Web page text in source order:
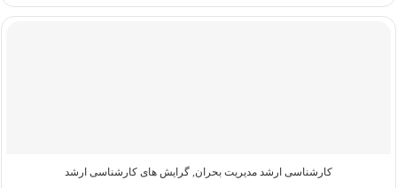
پاسخنامه
کارشناسی ارشد مدیریت بحران, گرایش های کارشناسی ارشد